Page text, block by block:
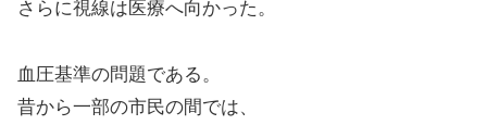
さらに視線は医療へ向かった。
血圧基準の問題である。
昔から一部の市民の間では、